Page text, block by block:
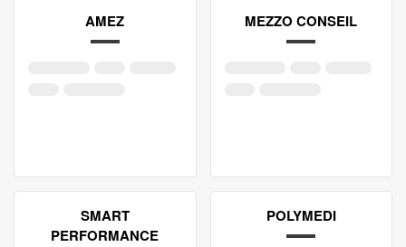
AMEZ MEZZO CONSEIL
SMART
PERFORMANCE
POLYMEDI